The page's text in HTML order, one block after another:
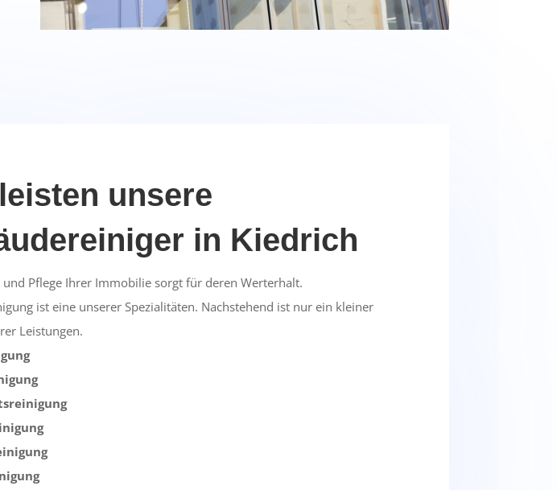
unsere
in Kiedrich
und Pflege Ihrer Immobilie sorgt für deren Werterhalt.
ist eine unserer Spezialitäten. Nachstehend ist nur ein kleiner
Leistungen.